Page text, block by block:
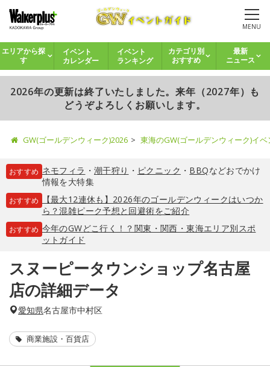
MENU
エリアから探
す
イベント
カレンダー
イベント
ランキング
カテゴリ別
おすすめ
最新
ニュース
2026年の更新は終了いたしました。来年（2027年）も
どうぞよろしくお願いします。
GW(ゴールデンウィーク)2026 東海のGW(ゴールデンウィーク)イ
おすすめ ネモフィラ ・ 潮干狩り ・ ピクニック ・ BBQなどおでかけ
情報を大特集
おすすめ
【最大12連休も】2026年のゴールデンウィークはいつか
ら？混雑ピーク予想と回避術をご紹介
おすすめ 今年のGWどこ行く！？関東・関西・東海エリア別スポ
ットガイド
スヌーピータウンショップ名古屋
店の詳細データ
愛知県名古屋市中村区
商業施設・百貨店